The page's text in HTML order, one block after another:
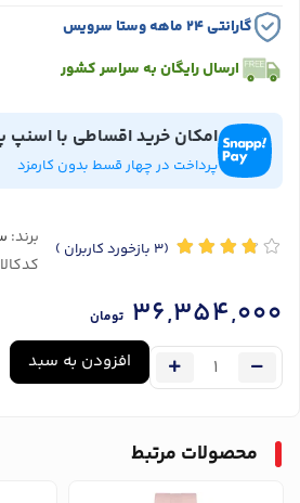
گارانتی ۲۴ ماهه وستا سرویس
ارسال رایگان به سراسر کشور
امکان خرید اقساطی با اسنپ
پرداخت در چهار قسط بدون کارمزد
(3 بازخورد کاربران ) برند:
36,354,000 تومان
افزودن به سبد
محصولات مرتبط